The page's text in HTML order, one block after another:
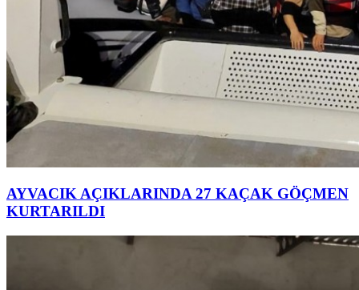
AYVACIK AÇIKLARINDA 27 KAÇAK GÖÇMEN
KURTARILDI